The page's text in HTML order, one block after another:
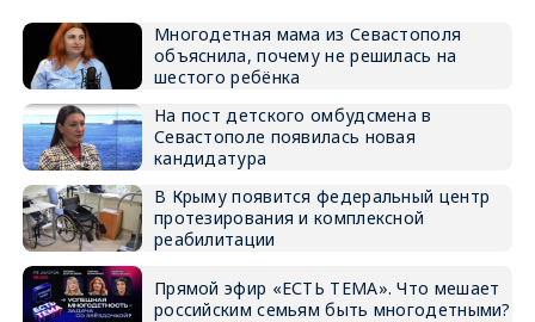
Многодетная мама из Севастополя
объяснила, почему не решилась на
шестого ребёнка
На пост детского омбудсмена в
Севастополе появилась новая
кандидатура
В Крыму появится федеральный центр
протезирования и комплексной
реабилитации
Прямой эфир «ЕСТЬ ТЕМА». Что мешает
российским семьям быть многодетными?